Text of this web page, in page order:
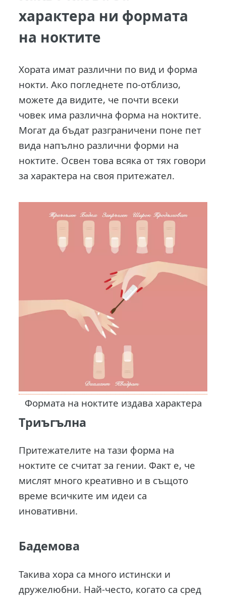
характера ни формата
на ноктите
Хората имат различни по вид и форма
нокти. Ако погледнете по-отблизо,
можете да видите, че почти всеки
човек има различна форма на ноктите.
Могат да бъдат разграничени поне пет
вида напълно различни форми на
ноктите. Освен това всяка от тях говори
за характера на своя притежател.
Формата на ноктите издава характера
Триъгълна
Притежателите на тази форма на
ноктите се считат за гении. Факт е, че
мислят много креативно и в същото
време всичките им идеи са
иновативни.
Бадемова
Такива хора са много истински и
дружелюбни. Най-често, когато са сред